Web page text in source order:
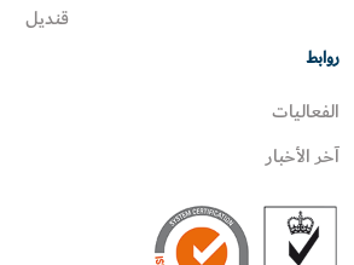
قنديل
روابط
الفعاليات
آخر الأخبار